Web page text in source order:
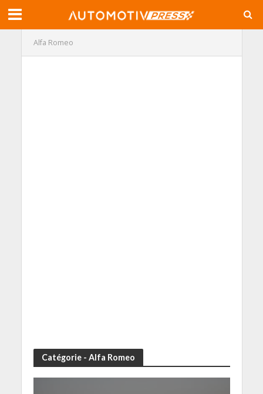
Alfa Romeo
Catégorie - Alfa Romeo